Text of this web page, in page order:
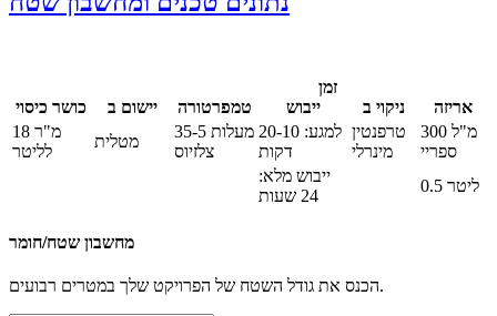
כושר כיסוי יישום ב טמפרטורה
זמן
ייבוש
ניקוי ב
אריזה
18 מ"ר
לליטר
מטלית
35-5 מעלות
צלזיוס
למגע: 20-10
דקות
טרפנטין
מינרלי
300 מ"ל
ספריי
ייבוש מלא:
24 שעות
0.5 ליטר
מחשבון שטח/חומר
הכנס את גודל השטח של הפרויקט שלך במטרים רבועים.